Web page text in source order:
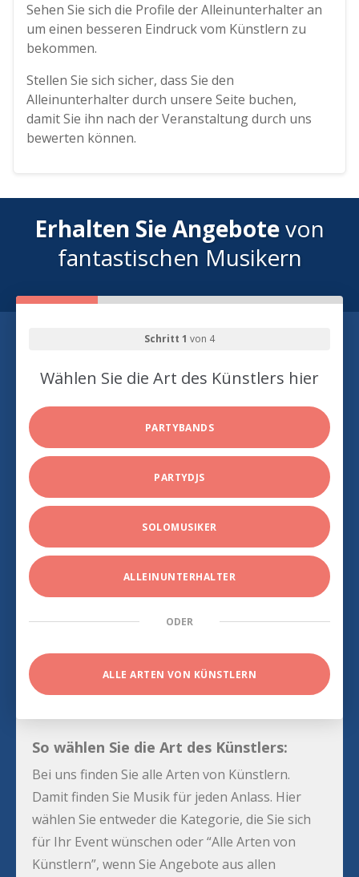
Sehen Sie sich die Profile der Alleinunterhalter an
um einen besseren Eindruck vom Künstlern zu
bekommen.
Stellen Sie sich sicher, dass Sie den
Alleinunterhalter durch unsere Seite buchen,
damit Sie ihn nach der Veranstaltung durch uns
bewerten können.
Erhalten Sie Angebotevon
fantastischen Musikern
Schritt 1 von 4
Wählen Sie die Art des Künstlers hier
PARTYBANDS
PARTYDJS
SOLOMUSIKER
ALLEINUNTERHALTER
ODER
ALLE ARTEN VON KÜNSTLERN
So wählen Sie die Art des Künstlers:
Bei uns finden Sie alle Arten von Künstlern.
Damit finden Sie Musik für jeden Anlass. Hier
wählen Sie entweder die Kategorie, die Sie sich
für Ihr Event wünschen oder “Alle Arten von
Künstlern”, wenn Sie Angebote aus allen